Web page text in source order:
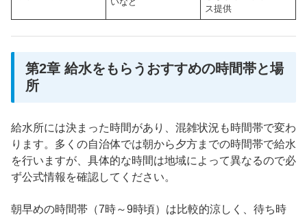
ス提供
第2章 給水をもらうおすすめの時間帯と場
所
給水所には決まった時間があり、混雑状況も時間帯で変わ
ります。多くの自治体では朝から夕方までの時間帯で給水
を行いますが、具体的な時間は地域によって異なるので必
ず公式情報を確認してください。
朝早めの時間帯（7時～9時頃）は比較的涼しく、待ち時